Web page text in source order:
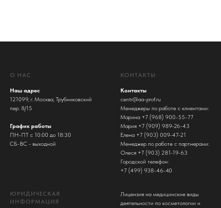
О НАС
Наш адрес
121099, г. Москва, Трубниковский
пер. 8/15
График работы
ПН-ПТ с 10:00 до 18:30
СБ-ВС - выходной
КОНТАКТЫ
Контакты
centr@aa-prof.ru
Менеджеры по работе с клиентами:
Марина +7 (968) 900-55-77
Мария +7 (909) 989-26-43
Елена +7 (903) 009-47-21
Менеджер по работе с партнерами:
Олеся +7 (903) 281-19-63
Городской телефон:
+7 (499) 938-46-40
ЮРИДИЧЕСКАЯ
ИНФОРМАЦИЯ
Лицензия на медицинские виды
деятельности по косметологии и